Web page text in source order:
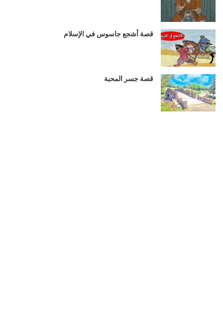
قصة أشجع جاسوس في الإسلام
قصة جسر المحبة